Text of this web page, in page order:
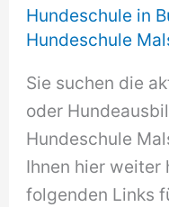
Hundeschule in
Hundeschule
Sie suchen die
oder
Hundeschule
Ihnen hier weiter
folgenden Links